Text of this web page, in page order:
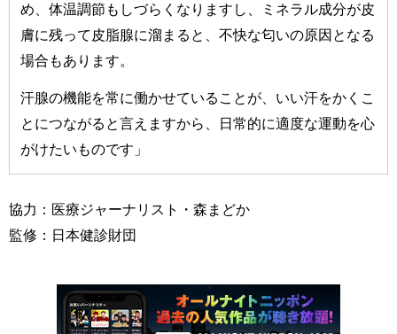
め、体温調節もしづらくなりますし、ミネラル成分が皮
膚に残って皮脂腺に溜まると、不快な匂いの原因となる
場合もあります。
汗腺の機能を常に働かせていることが、いい汗をかくこ
とにつながると言えますから、日常的に適度な運動を心
がけたいものです」
協力：医療ジャーナリスト・森まどか
監修：日本健診財団